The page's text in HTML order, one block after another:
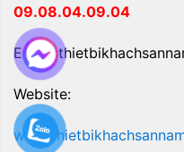
09.08.04.09.04
Email:
Website: